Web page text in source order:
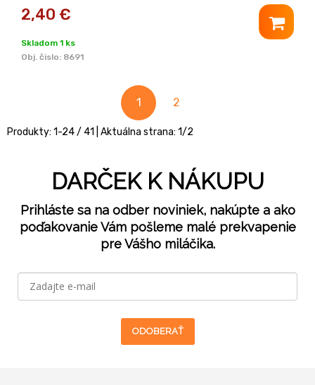
2,40 €
Skladom 1 ks
Obj. čislo: 8691
1 2
Produkty: 1-24/ 41 | Aktuálna strana: 1/2
DARČEK K NÁKUPU
Prihláste sa na odber noviniek, nakúpte a ako
poďakovanie Vám pošleme malé prekvapenie
pre Vášho miláčika.
ODOBERAŤ